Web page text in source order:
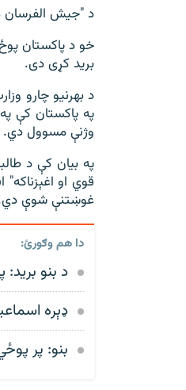
د "جيش الفرسان
خو د پاکستان
بريد کړی دی.
د بهرنیو چارو
په پاکستان کې
وژنې مسوول دي.
په بیان کې د
قوي او
غوښتنې شوې
دا هم وګورئ:
د بنو
ډېره اسماعيل خان:
بنو: پر پوځي